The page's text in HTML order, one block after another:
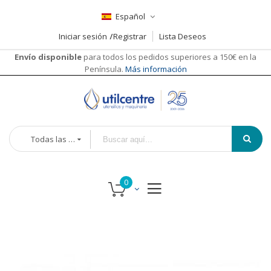
Español
Iniciar sesión
Registrar
Lista Deseos
Envío disponible para todos los pedidos superiores a 150€ en la
Península. Más información
Todas las categorías